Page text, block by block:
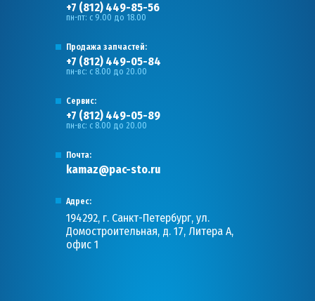
+7 (812) 449-85-56
пн-пт: с 9.00 до 18.00
Продажа запчастей:
+7 (812) 449-05-84
пн-вс: с 8.00 до 20.00
Сервис:
+7 (812) 449-05-89
пн-вс: с 8.00 до 20.00
Почта:
kamaz@pac-sto.ru
Адрес:
194292, г. Санкт-Петербург, ул.
Домостроительная, д. 17, Литера А,
офис 1